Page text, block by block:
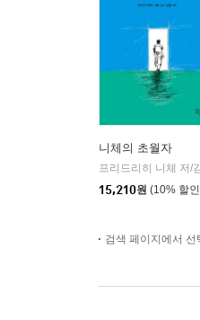
니체의 초월자
15,210원 (10% 할
검색 페이지에서